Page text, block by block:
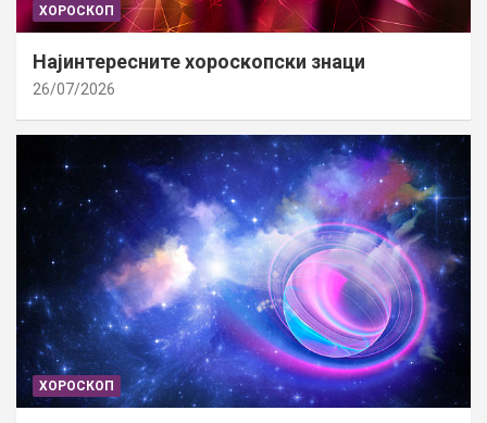
ХОРОСКОП
Најинтересните хороскопски знаци
26/07/2026
ХОРОСКОП